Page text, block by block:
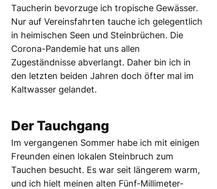
Taucherin bevorzuge ich tropische Gewässer.
Nur auf Vereinsfahrten tauche ich gelegentlich
in heimischen Seen und Steinbrüchen. Die
Corona-Pandemie hat uns allen
Zugeständnisse abverlangt. Daher bin ich in
den letzten beiden Jahren doch öfter mal im
Kaltwasser gelandet.
Der Tauchgang
Im vergangenen Sommer habe ich mit einigen
Freunden einen lokalen Steinbruch zum
Tauchen besucht. Es war seit längerem warm,
und ich hielt meinen alten Fünf-Millimeter-